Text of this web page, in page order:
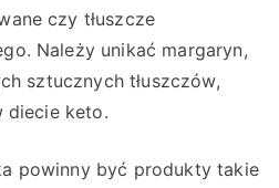
czy tłuszcze
Należy unikać margaryn,
sztucznych tłuszczów,
diecie keto.
powinny być produkty takie